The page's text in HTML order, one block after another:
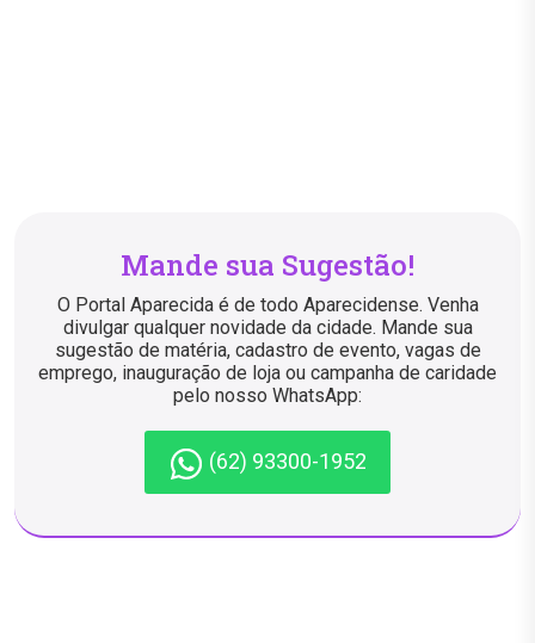
Mande sua Sugestão!
O Portal Aparecida é de todo Aparecidense. Venha
divulgar qualquer novidade da cidade. Mande sua
sugestão de matéria, cadastro de evento, vagas de
emprego, inauguração de loja ou campanha de caridade
pelo nosso WhatsApp:
(62) 93300-1952